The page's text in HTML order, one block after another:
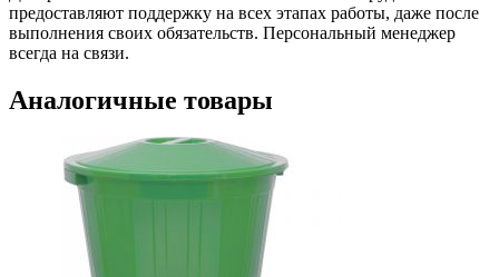
предоставляют поддержку на всех этапах работы, даже после
выполнения своих обязательств. Персональный менеджер
всегда на связи.
Аналогичные товары